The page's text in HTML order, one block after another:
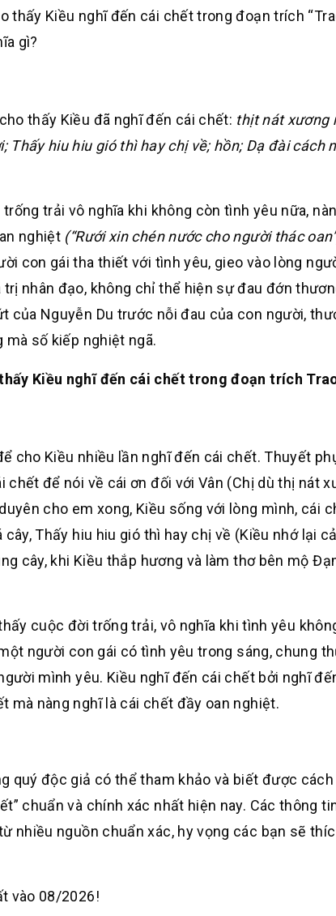
thấy Kiều nghĩ đến cái chết trong đoạn trích
gì?
thấy Kiều đã nghĩ đến cái chết: thịt nát xương
Thấy hiu hiu gió thì hay chị về; hồn; Dạ đài cách
trải vô nghĩa khi không còn tình yêu nữa,
nghiệt (“Rưới xin chén nước cho người thác
con gái tha thiết với tình yêu, gieo vào lòng
nhân đạo, không chỉ thể hiện sự đau đớn
của Nguyễn Du trước nỗi đau của con người,
số kiếp nghiệt ngã.
Kiều nghĩ đến cái chết trong đoạn trích
cho Kiều nhiều lần nghĩ đến cái chết. Thuyết
chết để nói về cái ơn đối với Vân (Chị dù thị nát
cho em xong, Kiều sống với lòng mình, cái
cây, Thấy hiu hiu gió thì hay chị về (Kiều nhớ lại
cây, khi Kiều thắp hương và làm thơ bên mộ
cuộc đời trống trải, vô nghĩa khi tình yêu
người con gái có tình yêu trong sáng, chung
mình yêu. Kiều nghĩ đến cái chết bởi nghĩ
mà nàng nghĩ là cái chết đầy oan nghiệt.
quý độc giả có thể tham khảo và biết được
chuẩn và chính xác nhất hiện nay. Các thông
nhiều nguồn chuẩn xác, hy vọng các bạn sẽ
vào 08/2026!